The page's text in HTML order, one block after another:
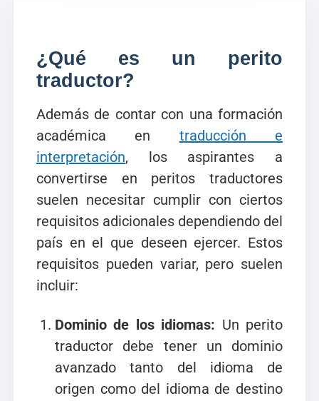
¿Qué es un perito
traductor?
Además de contar con una formación
académica en traducción e
interpretación, los aspirantes a
convertirse en peritos traductores
suelen necesitar cumplir con ciertos
requisitos adicionales dependiendo del
país en el que deseen ejercer. Estos
requisitos pueden variar, pero suelen
incluir:
Dominio de los idiomas: Un perito
traductor debe tener un dominio
avanzado tanto del idioma de
origen como del idioma de destino